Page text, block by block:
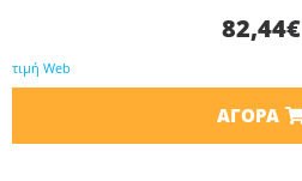
82,44€
τιμή Web
ΑΓΟΡΆ